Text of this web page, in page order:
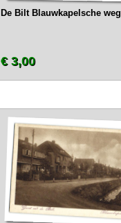
De Bilt Blauwkapelsche weg
€ 3,00